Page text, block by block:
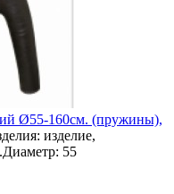
Ø55-160см. (пружины),
изделие,
55